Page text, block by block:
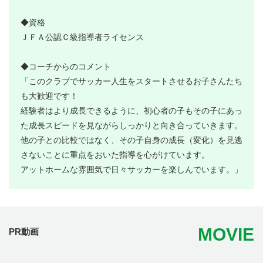
◆資格
ＪＦＡ公認Ｃ級指導者ライセンス
◆コーチからのコメント
「このクラブでサッカー人生をスタートさせるお子さんたち
も大歓迎です！
経験者はより成長できるように、初心者の子もその子にあっ
た成長スピードを見ながらしっかりと向き合っていきます。
他の子との比較ではなく、その子自身の成長（変化）を見逃
さないことに重点をおいた指導を心がけています。
アットホームな雰囲気で日々サッカーを楽しんでいます。」
PR動画 MOVIE